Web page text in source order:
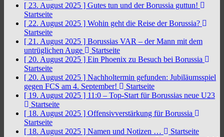
[ 23. August 2025 ] Gutes tun und der Borussia guttun!
Startseite
[ 22. August 2025 ] Wohin geht die Reise der Borussia?
Startseite
[ 21. August 2025 ] Borussias VAR – der Mann mit dem
untrüglichen Auge
Startseite
[ 20. August 2025 ] Ein Phoenix zu Besuch bei Borussia
Startseite
[ 20. August 2025 ] Nachholtermin gefunden: Jubiläumsspiel
gegen FCS am 4. September!
Startseite
[ 19. August 2025 ] 11:0 – Top-Start für Borussias neue U23
Startseite
[ 18. August 2025 ] Offensivverstärkung für Borussia
Startseite
[ 18. August 2025 ] Namen und Notizen …
Startseite